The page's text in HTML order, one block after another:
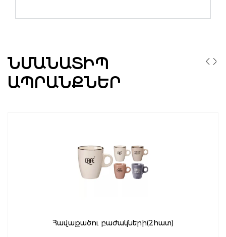
ՆՄԱՆԱՏԻՊ
ԱՊՐԱՆՔՆԵՐ
Հավաքածու բաժակների(2հատ)